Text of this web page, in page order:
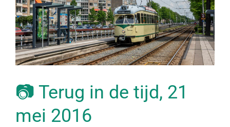
📷 Terug in de tijd, 21
mei 2016